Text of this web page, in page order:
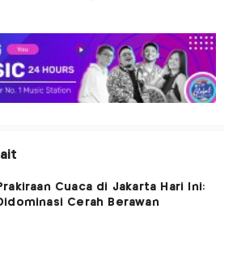
Cuaca di Jakarta Hari Ini:
Cerah Berawan